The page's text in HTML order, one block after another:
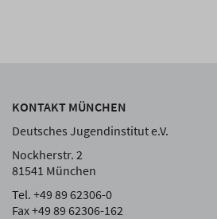
KONTAKT MÜNCHEN
Deutsches Jugendinstitut e.V.
Nockherstr. 2
81541 München
Tel. +49 89 62306-0
Fax +49 89 62306-162